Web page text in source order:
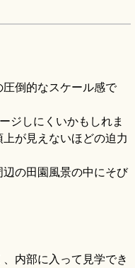
倒的なスケール感で
ジしにくいかもしれま
が見えないほどの迫力
の田園風景の中にそび
内部に入って見学でき